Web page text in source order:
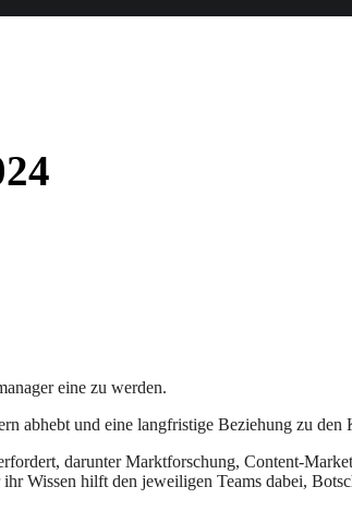
eine zu werden.
abhebt und eine langfristige Beziehung zu
darunter Marktforschung, Content-
Wissen hilft den jeweiligen Teams dabei,